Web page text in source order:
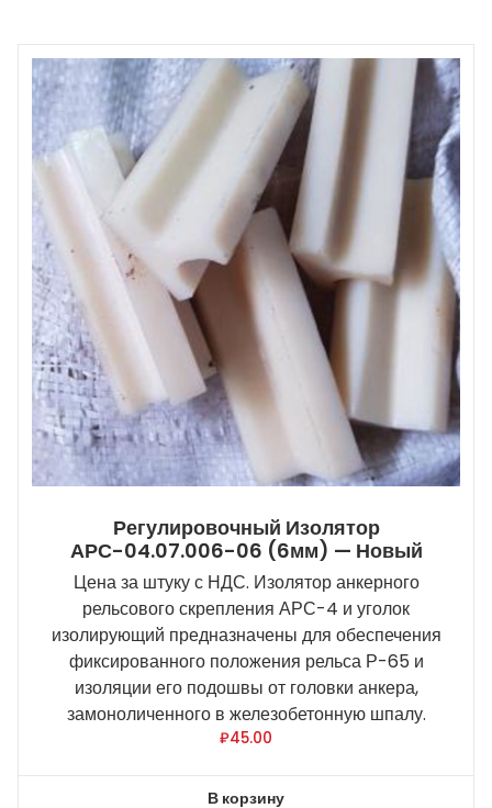
Регулировочный Изолятор
АРС-04.07.006-06 (6мм) — Новый
Цена за штуку с НДС. Изолятор анкерного
рельсового скрепления АРС-4 и уголок
изолирующий предназначены для обеспечения
фиксированного положения рельса Р-65 и
изоляции его подошвы от головки анкера,
замоноличенного в железобетонную шпалу.
₽45.00
В корзину